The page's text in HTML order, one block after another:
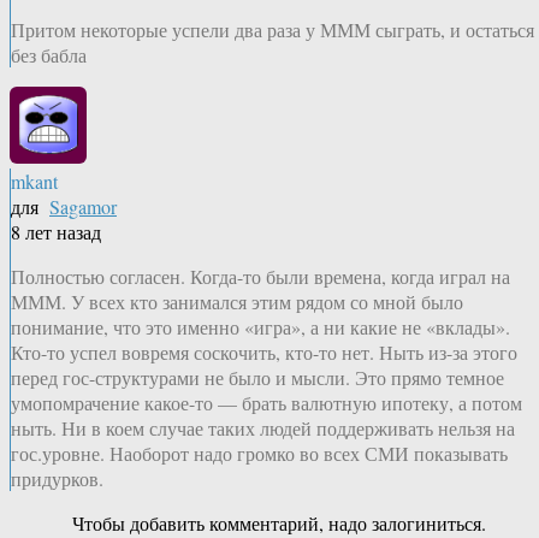
Притом некоторые успели два раза у МММ сыграть, и остаться
без бабла
mkant
для Sagamor
8 лет назад
Полностью согласен. Когда-то были времена, когда играл на
МММ. У всех кто занимался этим рядом со мной было
понимание, что это именно «игра», а ни какие не «вклады».
Кто-то успел вовремя соскочить, кто-то нет. Ныть из-за этого
перед гос-структурами не было и мысли. Это прямо темное
умопомрачение какое-то — брать валютную ипотеку, а потом
ныть. Ни в коем случае таких людей поддерживать нельзя на
гос.уровне. Наоборот надо громко во всех СМИ показывать
придурков.
Чтобы добавить комментарий, надо залогиниться.